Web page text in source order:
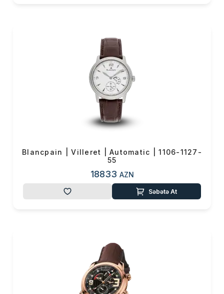
Blancpain | Villeret | Automatic | 1106-1127-
55
18833 AZN
Səbətə At
Sifarişin detalları